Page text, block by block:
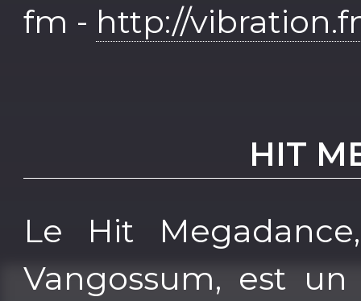
fm - http://
HIT
Le Hit
Vangossum, est